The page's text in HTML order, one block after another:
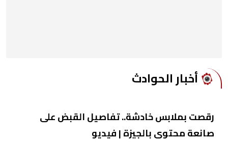
أخبار الحوادث
رقصت بملابس خادشة.. تفاصيل القبض على
صانعة محتوى بالجيزة | فيديو